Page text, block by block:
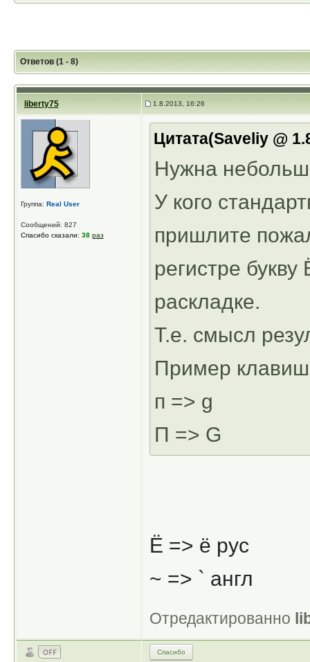
Ответов (1 - 8)
liberty75 1.8.2013, 16:26
Группа: Real User
Сообщений: 827
Спасибо сказали: 38 раз
Цитата(Saveliy @
Нужна
У кого
пришлите
регистре
раскладке.
Т.е. смысл
Пример
п => g
П => G
Ё => ё рус
~ => ` англ
Отредактированно
Спасибо